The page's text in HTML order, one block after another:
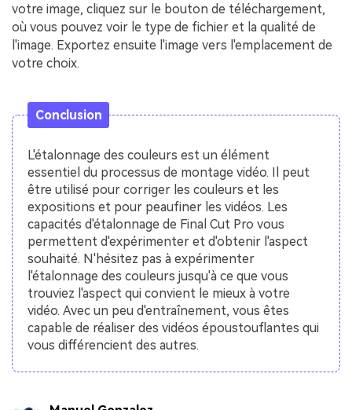
votre image, cliquez sur le bouton de téléchargement,
où vous pouvez voir le type de fichier et la qualité de
l'image. Exportez ensuite l'image vers l'emplacement de
votre choix.
Conclusion
L'étalonnage des couleurs est un élément
essentiel du processus de montage vidéo. Il peut
être utilisé pour corriger les couleurs et les
expositions et pour peaufiner les vidéos. Les
capacités d'étalonnage de Final Cut Pro vous
permettent d'expérimenter et d'obtenir l'aspect
souhaité. N'hésitez pas à expérimenter
l'étalonnage des couleurs jusqu'à ce que vous
trouviez l'aspect qui convient le mieux à votre
vidéo. Avec un peu d'entraînement, vous êtes
capable de réaliser des vidéos époustouflantes qui
vous différencient des autres.